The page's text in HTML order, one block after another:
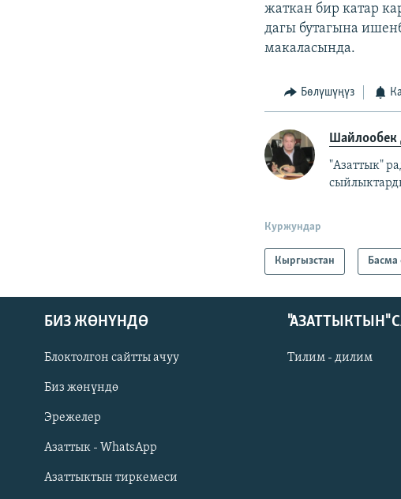
Русский
ОНЛАЙН ШЕРИНЕ
жаткан бир катар
дагы бутагына
макаласында.
Бөлүшүңүз
"Азаттык"
Куржундар
Кыргызстан Басма
БИЗ ЖӨНҮНДӨ
Блоктолгон сайтты ачуу
Биз жөнүндө
Эрежелер
Азаттык - WhatsApp
Азаттыктын тиркемеси
"АЗАТТЫКТЫН"
Тилим - дилим